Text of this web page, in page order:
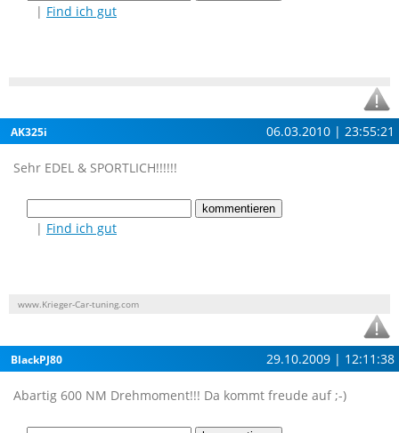
| Find ich gut
AK325i 06.03.2010 | 23:55:21
Sehr EDEL & SPORTLICH!!!!!!
| Find ich gut
www.Krieger-Car-tuning.com
BlackPJ80 29.10.2009 | 12:11:38
Abartig 600 NM Drehmoment!!! Da kommt freude auf ;-)